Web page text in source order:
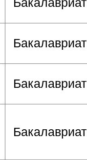
Бакалавриат
Бакалавриат
Бакалавриат